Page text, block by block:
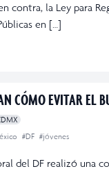
contra, la Ley para
en […]
CÓMO EVITAR EL
#DF #jóvenes
del DF realizó una